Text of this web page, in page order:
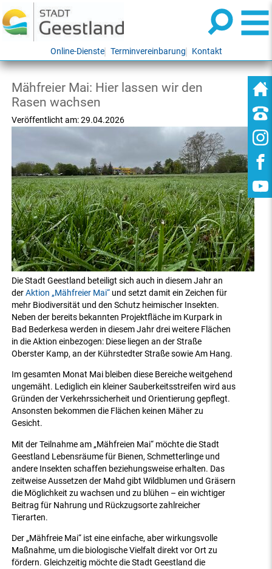
Online-Dienste Terminvereinbarung Kontakt
Mähfreier Mai: Hier lassen wir den
Rasen wachsen
Veröffentlicht am:29.04.2026
Die Stadt Geestland beteiligt sich auch in diesem Jahr an
derAktion „Mähfreier Mai“ und setzt damit ein Zeichen für
mehr Biodiversität und den Schutz heimischer Insekten.
Neben der bereits bekannten Projektfläche im Kurpark in
Bad Bederkesa werden in diesem Jahr drei weitere Flächen
in die Aktion einbezogen: Diese liegen an der Straße
Oberster Kamp, an der Kührstedter Straße sowie Am Hang.
Im gesamten Monat Mai bleiben diese Bereiche weitgehend
ungemäht. Lediglich ein kleiner Sauberkeitsstreifen wird aus
Gründen der Verkehrssicherheit und Orientierung gepflegt.
Ansonsten bekommen die Flächen keinen Mäher zu
Gesicht.
Mit der Teilnahme am „Mähfreien Mai“ möchte die Stadt
Geestland Lebensräume für Bienen, Schmetterlinge und
andere Insekten schaffen beziehungsweise erhalten. Das
zeitweise Aussetzen der Mahd gibt Wildblumen und Gräsern
die Möglichkeit zu wachsen und zu blühen – ein wichtiger
Beitrag für Nahrung und Rückzugsorte zahlreicher
Tierarten.
Der „Mähfreie Mai“ ist eine einfache, aber wirkungsvolle
Maßnahme, um die biologische Vielfalt direkt vor Ort zu
fördern. Gleichzeitig möchte die Stadt Geestland die